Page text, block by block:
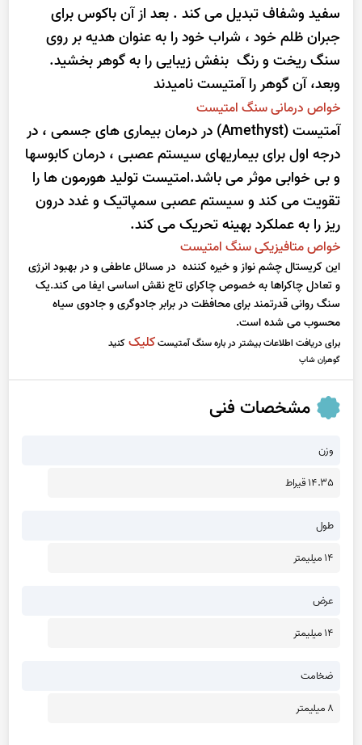
سفید وشفاف تبدیل می کند . بعد از آن باکوس برای
جبران ظلم خود ، شراب خود را به عنوان هدیه بر روی
سنگ ریخت و رنگ بنفش زیبایی را به گوهر بخشید.
وبعد، آن گوهر را آمتیست نامیدند
خواص درمانی سنگ امتیست
آمتیست (Amethyst) در درمان بیماری های جسمی ، در
درجه اول برای بیماریهای سیستم عصبی ، درمان کابوسها
و بی خوابی موثر می باشد.امتیست تولید هورمون ها را
تقویت می کند و سیستم عصبی سمپاتیک و غدد درون
ریز را به عملکرد بهینه تحریک می کند.
خواص متافیزیکی سنگ امتیست
این کریستال چشم نواز و خیره کننده در مسائل عاطفی و در بهبود انرژی
و تعادل چاکراها به خصوص چاکرای تاج نقش اساسی ایفا می کند.یک
سنگ روانی قدرتمند برای محافظت در برابر جادوگری و جادوی سیاه
محسوب می شده است.
برای دریافت اطلاعات بیشتر در باره سنگ آمتیستکلیککنید
گوهران شاپ
مشخصات فنی
وزن
14.35 قیراط
طول
14 میلیمتر
عرض
14 میلیمتر
ضخامت
8 میلیمتر